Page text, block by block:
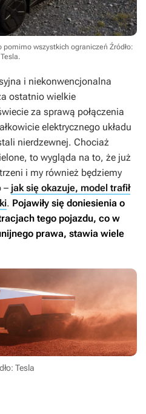
pomimo wszystkich ograniczeń Źródło:
Tesla.
i niekonwencjonalna
ostatnio wielkie
za sprawą połączenia
elektrycznego układu
nierdzewnej. Chociaż
to wygląda na to, że już
i my również będziemy
– jak się okazuje, model trafił
. Pojawiły się doniesienia o
tego pojazdu, co w
prawa, stawia wiele
Tesla